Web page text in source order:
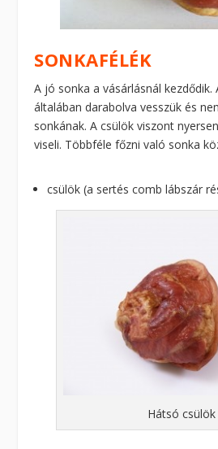
SONKAFÉLÉK
A jó sonka a vásárlásnál
általában darabolva vesszük és
sonkának. A csülök viszont
viseli. Többféle főzni való sonka
csülök (a sertés comb lábszár
Hátsó csülök